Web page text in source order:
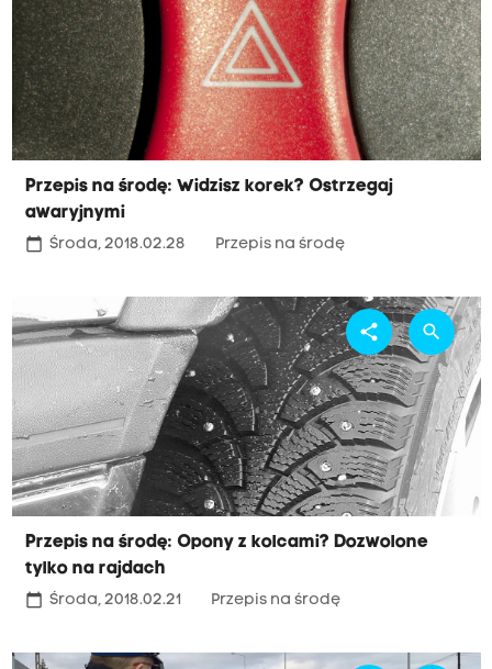
Przepis na środę: Widzisz korek? Ostrzegaj
awaryjnymi
calendar_today Środa, 2018.02.28 Przepis na środę
Przepis na środę: Opony z kolcami? Dozwolone
tylko na rajdach
calendar_today Środa, 2018.02.21 Przepis na środę
share search